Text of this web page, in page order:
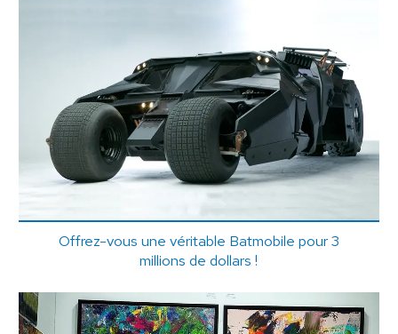
Offrez-vous une véritable Batmobile pour 3
millions de dollars !